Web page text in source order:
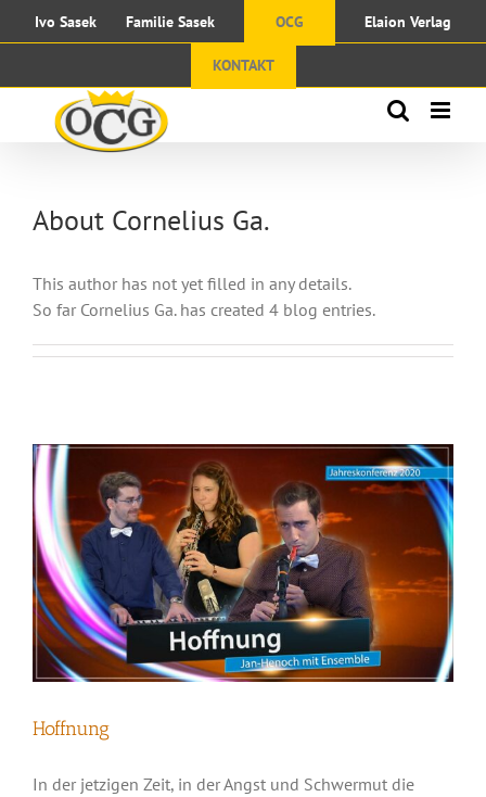
to
Ivo Sasek Familie Sasek OCG Elaion Verlag
KONTAKT
About Cornelius Ga.
This author has not yet filled in any details.
So far Cornelius Ga. has created 4 blog entries.
Hoffnung
In der jetzigen Zeit, in der Angst und Schwermut die